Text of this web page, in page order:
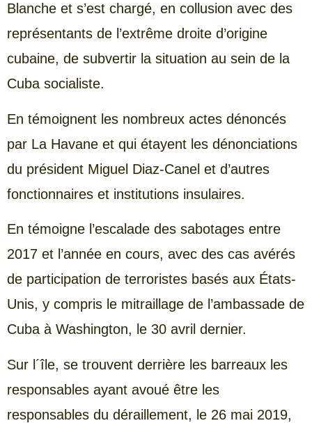
Blanche et s’est chargé, en collusion avec des
représentants de l’extrême droite d’origine
cubaine, de subvertir la situation au sein de la
Cuba socialiste.
En témoignent les nombreux actes dénoncés
par La Havane et qui étayent les dénonciations
du président Miguel Diaz-Canel et d’autres
fonctionnaires et institutions insulaires.
En témoigne l’escalade des sabotages entre
2017 et l’année en cours, avec des cas avérés
de participation de terroristes basés aux États-
Unis, y compris le mitraillage de l’ambassade de
Cuba à Washington, le 30 avril dernier.
Sur l´île, se trouvent derrière les barreaux les
responsables ayant avoué être les
responsables du déraillement, le 26 mai 2019,